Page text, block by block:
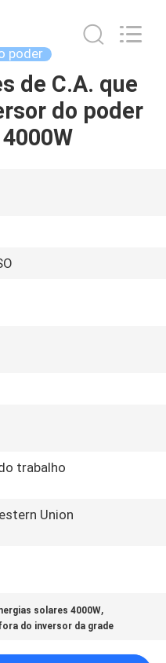
poder
de C.A. que
do poder
trabalho
Union
solares 4000W,
do inversor da grade